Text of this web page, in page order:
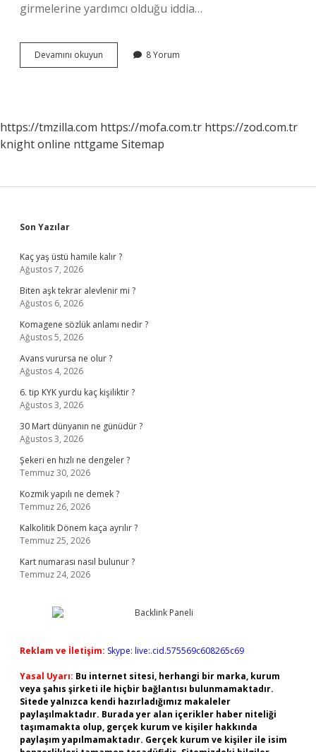
girmelerine yardımcı olduğu iddia…
Devamını okuyun
Nasıl
8 Yorum
https://tmzilla.com https://mofa.com.tr https://zod.com.tr
knight online nttgame Sitemap
Sidebar
Son Yazılar
Kaç yaş üstü hamile kalır ?
Ağustos 7, 2026
Biten aşk tekrar alevlenir mi ?
Ağustos 6, 2026
Komagene sözlük anlamı nedir ?
Ağustos 5, 2026
Avans vurursa ne olur ?
Ağustos 4, 2026
6. tip KYK yurdu kaç kişiliktir ?
Ağustos 3, 2026
30 Mart dünyanın ne günüdür ?
Ağustos 3, 2026
Şekeri en hızlı ne dengeler ?
Temmuz 30, 2026
Kozmik yapılı ne demek ?
Temmuz 26, 2026
Kalkolitik Dönem kaça ayrılır ?
Temmuz 25, 2026
Kart numarası nasıl bulunur ?
Temmuz 24, 2026
Reklam ve İletişim: Skype: live:.cid.575569c608265c69
Yasal Uyarı: Bu internet sitesi, herhangi bir marka, kurum
veya şahıs şirketi ile hiçbir bağlantısı bulunmamaktadır.
Sitede yalnızca kendi hazırladığımız makaleler
paylaşılmaktadır. Burada yer alan içerikler haber niteliği
taşımamakta olup, gerçek kurum ve kişiler hakkında
paylaşım yapılmamaktadır. Gerçek kurum ve kişiler ile isim